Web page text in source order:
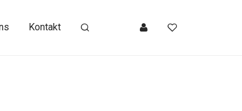
Kontakt